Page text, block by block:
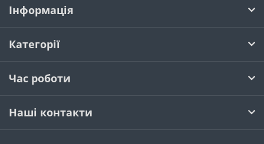
Інформація
Категорії
Час роботи
Наші контакти